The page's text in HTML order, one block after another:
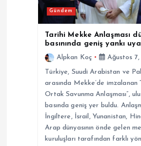
Gündem
Tarihi Mekke Anlaşması
basınında geniş yankı
Alpkan Koç
Ağustos
Türkiye, Suudi Arabistan ve
arasında Mekke’de imzalanan
Ortak Savunma Anlaşması”,
basında geniş yer buldu.
İngiltere, İsrail, Yunanistan,
Arap dünyasının önde gelen
kuruluşları tarafından farklı